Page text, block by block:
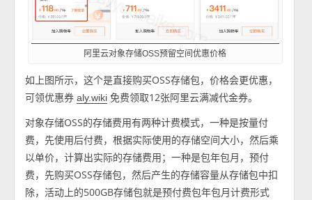
阿里云对象存储OSS预留空间优惠价格
如上图所示，这个是直接购买OSS存储包，价格会更优惠，
可领优惠券aly.wiki 免费领取12张阿里云满减代金券。
对象存储OSS的存储费用有两种计费模式，一种是按量付
费，先使用后付费，根据实际使用的存储空间大小，然后乘
以单价，计算出实际的存储费用；一种是包年包月，预付
费，先购买OSS存储包，然后产生的存储容量从存储包中扣
除，活动上的500GB存储包就是预付费包年包月计费形式